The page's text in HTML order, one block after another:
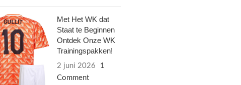
Met Het WK dat
Staat te Beginnen
Ontdek Onze WK
Trainingspakken!
2 juni 2026
1
Comment